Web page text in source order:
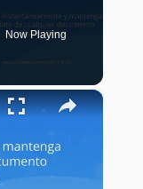
Now Playing
×